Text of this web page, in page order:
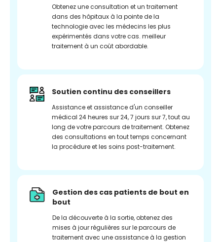
Obtenez une consultation et un traitement
dans des hôpitaux à la pointe de la
technologie avec les médecins les plus
expérimentés dans votre cas. meilleur
traitement à un coût abordable.
Soutien continu des conseillers
Assistance et assistance d'un conseiller
médical 24 heures sur 24, 7 jours sur 7, tout au
long de votre parcours de traitement. Obtenez
des consultations en tout temps concernant
la procédure et les soins post-traitement.
Gestion des cas patients de bout en
bout
De la découverte à la sortie, obtenez des
mises à jour régulières sur le parcours de
traitement avec une assistance à la gestion